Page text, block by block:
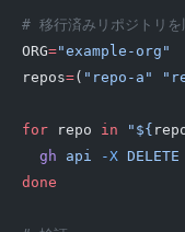
# 移行済みリポジトリを
ORG="example-org"
repos=( "repo-a"
for repo in "${
  gh
api -X DELETE
done